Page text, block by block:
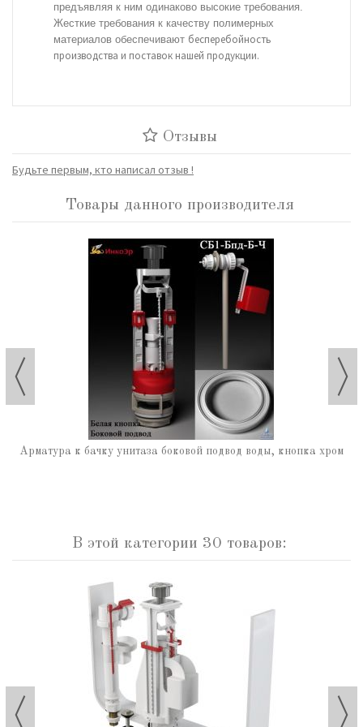
предъявляя к ним одинаково высокие требования.
Жесткие требования к качеству полимерных
материалов обеспечивают бесперебойность
производства и поставок нашей продукции.
Отзывы
Будьте первым, кто написал отзыв !
Товары данного производителя
Арматура к бачку унитаза боковой подвод воды, кнопка хром
В этой категории 30 товаров: